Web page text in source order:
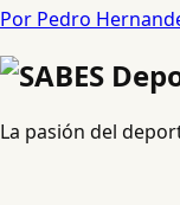
Por Pedro
La pasión del